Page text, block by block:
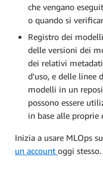
che vengano
o quando si
Registro dei
delle versioni dei
dei relativi
d'uso, e delle linee
modelli in un
possono essere
in base alle proprie
Inizia a usare MLOps
un account oggi stesso.